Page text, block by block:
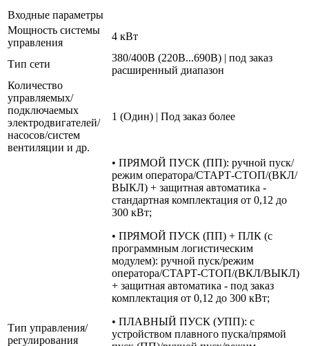
Входные параметры
Мощность системы
управления
4 кВт
Тип сети
380/400В (220В...690В) | под заказ
расширенный диапазон
Количество
управляемых/
подключаемых
электродвигателей/
насосов/систем
вентиляции и др.
1 (Один) | Под заказ более
Тип управления/
регулирования
• ПРЯМОЙ ПУСК (ПП): ручной пуск/
режим оператора/СТАРТ-СТОП/(ВКЛ/
ВЫКЛ) + защитная автоматика -
стандартная комплектация от 0,12 до
300 кВт;
• ПРЯМОЙ ПУСК (ПП) + ПЛК (с
программным логистическим
модулем): ручной пуск/режим
оператора/СТАРТ-СТОП/(ВКЛ/ВЫКЛ)
+ защитная автоматика - под заказ
комплектация от 0,12 до 300 кВт;
• ПЛАВНЫЙ ПУСК (УПП): с
устройством плавного пуска/прямой